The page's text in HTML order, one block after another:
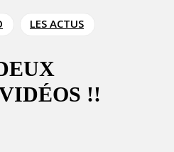
LES ACTUS
!!